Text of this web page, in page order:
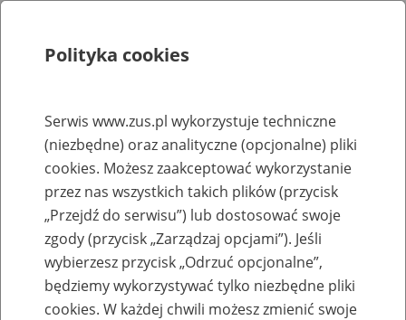
Rejestry, ewidencje i archiwa
Baza zlikwidowanych lub
przekształconych zakładów pracy
Nazwa zakładu pracy:
Polityka cookies
Serwis www.zus.pl wykorzystuje techniczne
(niezbędne) oraz analityczne (opcjonalne) pliki
cookies. Możesz zaakceptować wykorzystanie
przez nas wszystkich takich plików (przycisk
„Przejdź do serwisu”) lub dostosować swoje
zgody (przycisk „Zarządzaj opcjami”). Jeśli
wybierzesz przycisk „Odrzuć opcjonalne”,
będziemy wykorzystywać tylko niezbędne pliki
cookies. W każdej chwili możesz zmienić swoje